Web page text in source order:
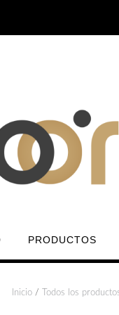
PRODUCTOS
Inicio/ Todos los